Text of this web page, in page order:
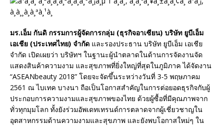
มร.เอ็ม กันดิ กรรมการผู้จัดการกลุ่ม (ธุรกิจอาเซียน) บริษัท ยูบีเอ็ม
เอเชีย (ประเทศไทย) จํากัด และรองประธาน บริษัท ยูบีเอ็ม เอเชีย
จำกัด เปิดเผยว่า บริษัทฯ ในฐานะผู้นำตลาดในด้านการจัดงานจัด
แสดงสินค้าความงาม และสุขภาพที่ยิ่งใหญ่ที่สุดในภูมิภาค ได้จัดงาน
“ASEANbeauty 2018” โดยจะจัดขึ้นระหว่างวันที่ 3-5 พฤษภาคม
2561 ณ ไบเทค บางนา ถือเป็นโอกาสสำคัญในการต่อยอดธุรกิจกับผู้
ประกอบการความงามและสุขภาพของไทย ด้วยผู้ซื้อที่มีคุณภาพจาก
ทั่วทุกมุมโลก ทั้งยังร่วมอัพเดทเทรนด์การตลาดจากผู้เชี่ยวชาญใน
อุตสาหกรรมด้านความงามและสุขภาพ และยังพบโอกาสใหม่ๆ ใน